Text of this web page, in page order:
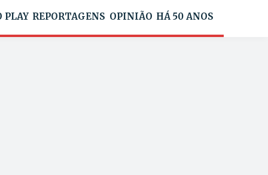
PLAY REPORTAGENS OPINIÃO HÁ 50 ANOS